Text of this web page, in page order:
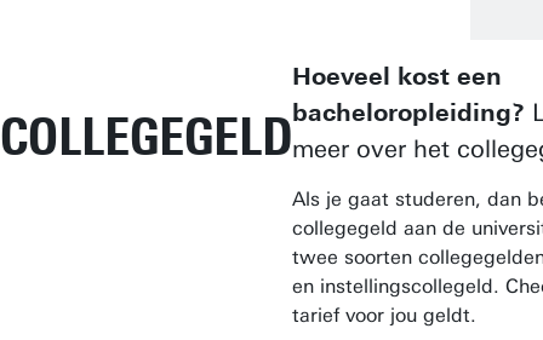
COLLEGEGELD
Hoeveel kost een
bacheloropleiding?
meer over het
Als je gaat studeren, dan
collegegeld aan de
twee soorten
en instellingscollegeld.
tarief voor jou geldt.